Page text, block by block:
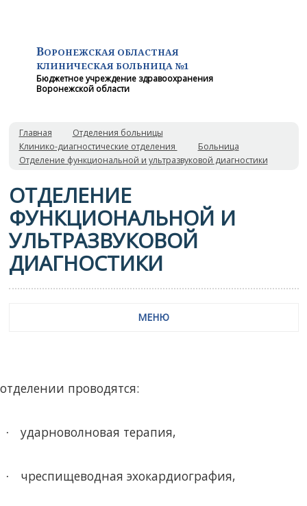
ВОРОНЕЖСКАЯ ОБЛАСТНАЯ
КЛИНИЧЕСКАЯ БОЛЬНИЦА №1
Бюджетное учреждение здравоохранения
Воронежской области
Главная
Отделения больницы
Клинико-диагностические отделения
Больница
Отделение функциональной и ультразвуковой диагностики
ОТДЕЛЕНИЕ
ФУНКЦИОНАЛЬНОЙ И
УЛЬТРАЗВУКОВОЙ
ДИАГНОСТИКИ
МЕНЮ
проводятся:
· ударноволновая терапия,
· чреспищеводная эхокардиография,